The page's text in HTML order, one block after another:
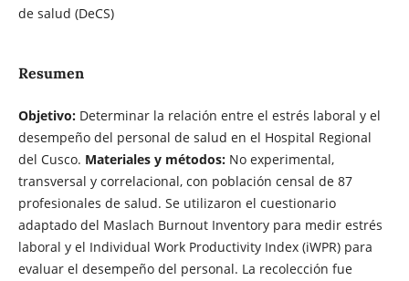
de salud (DeCS)
Resumen
Objetivo:Determinar la relación entre el estrés laboral y el
desempeño del personal de salud en el Hospital Regional
del Cusco. Materiales y métodos:No experimental,
transversal y correlacional, con población censal de 87
profesionales de salud. Se utilizaron el cuestionario
adaptado del Maslach Burnout Inventory para medir estrés
laboral y el Individual Work Productivity Index (iWPR) para
evaluar el desempeño del personal. La recolección fue